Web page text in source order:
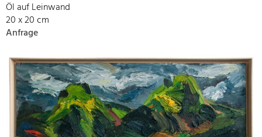
Öl auf Leinwand
20 x 20 cm
Anfrage